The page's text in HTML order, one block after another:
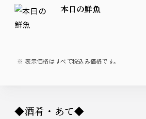
本日の鮮魚
表示価格はすべて税込み価格です。
◆酒肴・あて◆